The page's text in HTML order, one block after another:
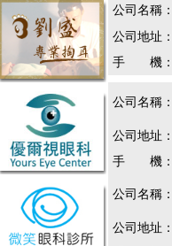
公司名稱：
公司地址：
手 機：
公司名稱：
公司地址：
手 機：
公司名稱：
公司地址：